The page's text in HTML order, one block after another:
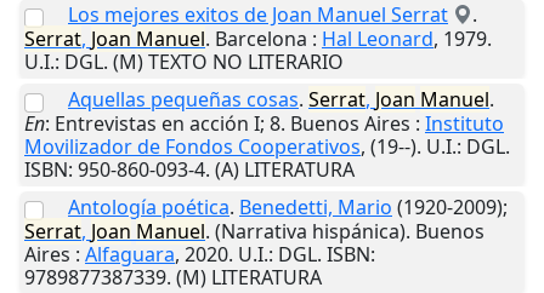
Los mejores exitos de Joan Manuel Serrat
.
Serrat, Joan Manuel. Barcelona : Hal Leonard, 1979.
U.I.: DGL. (M) TEXTO NO LITERARIO
Aquellas pequeñas cosas. Serrat, Joan Manuel.
En: Entrevistas en acción I; 8. Buenos Aires : Instituto
Movilizador de Fondos Cooperativos, (19--). U.I.: DGL.
ISBN: 950-860-093-4. (A) LITERATURA
Antología poética. Benedetti, Mario (1920-2009);
Serrat, Joan Manuel. (Narrativa hispánica). Buenos
Aires : Alfaguara, 2020. U.I.: DGL. ISBN:
9789877387339. (M) LITERATURA